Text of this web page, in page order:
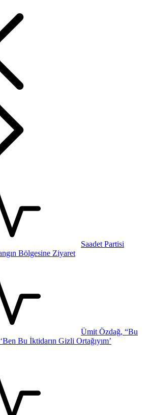
Saadet Partisi
Bölgesine Ziyaret
Ümit Özdağ, “Bu
Bu İktidarın Gizli Ortağıyım’